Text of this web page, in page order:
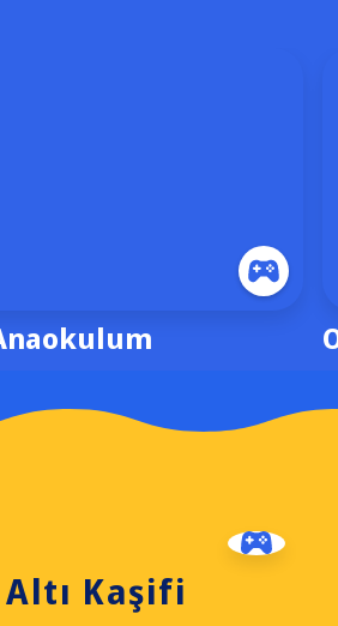
Altı Kaşifi